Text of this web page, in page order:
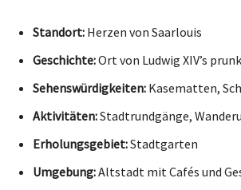
Standort: Herzen von Saarlouis
Geschichte:Ort von Ludwig XIV’s
Sehenswürdigkeiten: Kasematten,
Aktivitäten:Stadtrundgänge,
Erholungsgebiet:Stadtgarten
Umgebung:Altstadt mit Cafés und